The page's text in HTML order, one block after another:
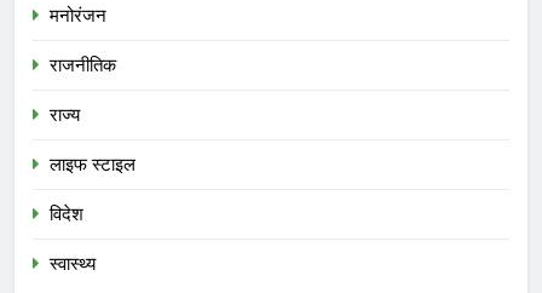
मनोरंजन
राजनीतिक
राज्य
लाइफ स्टाइल
विदेश
स्‍वास्‍थ्‍य